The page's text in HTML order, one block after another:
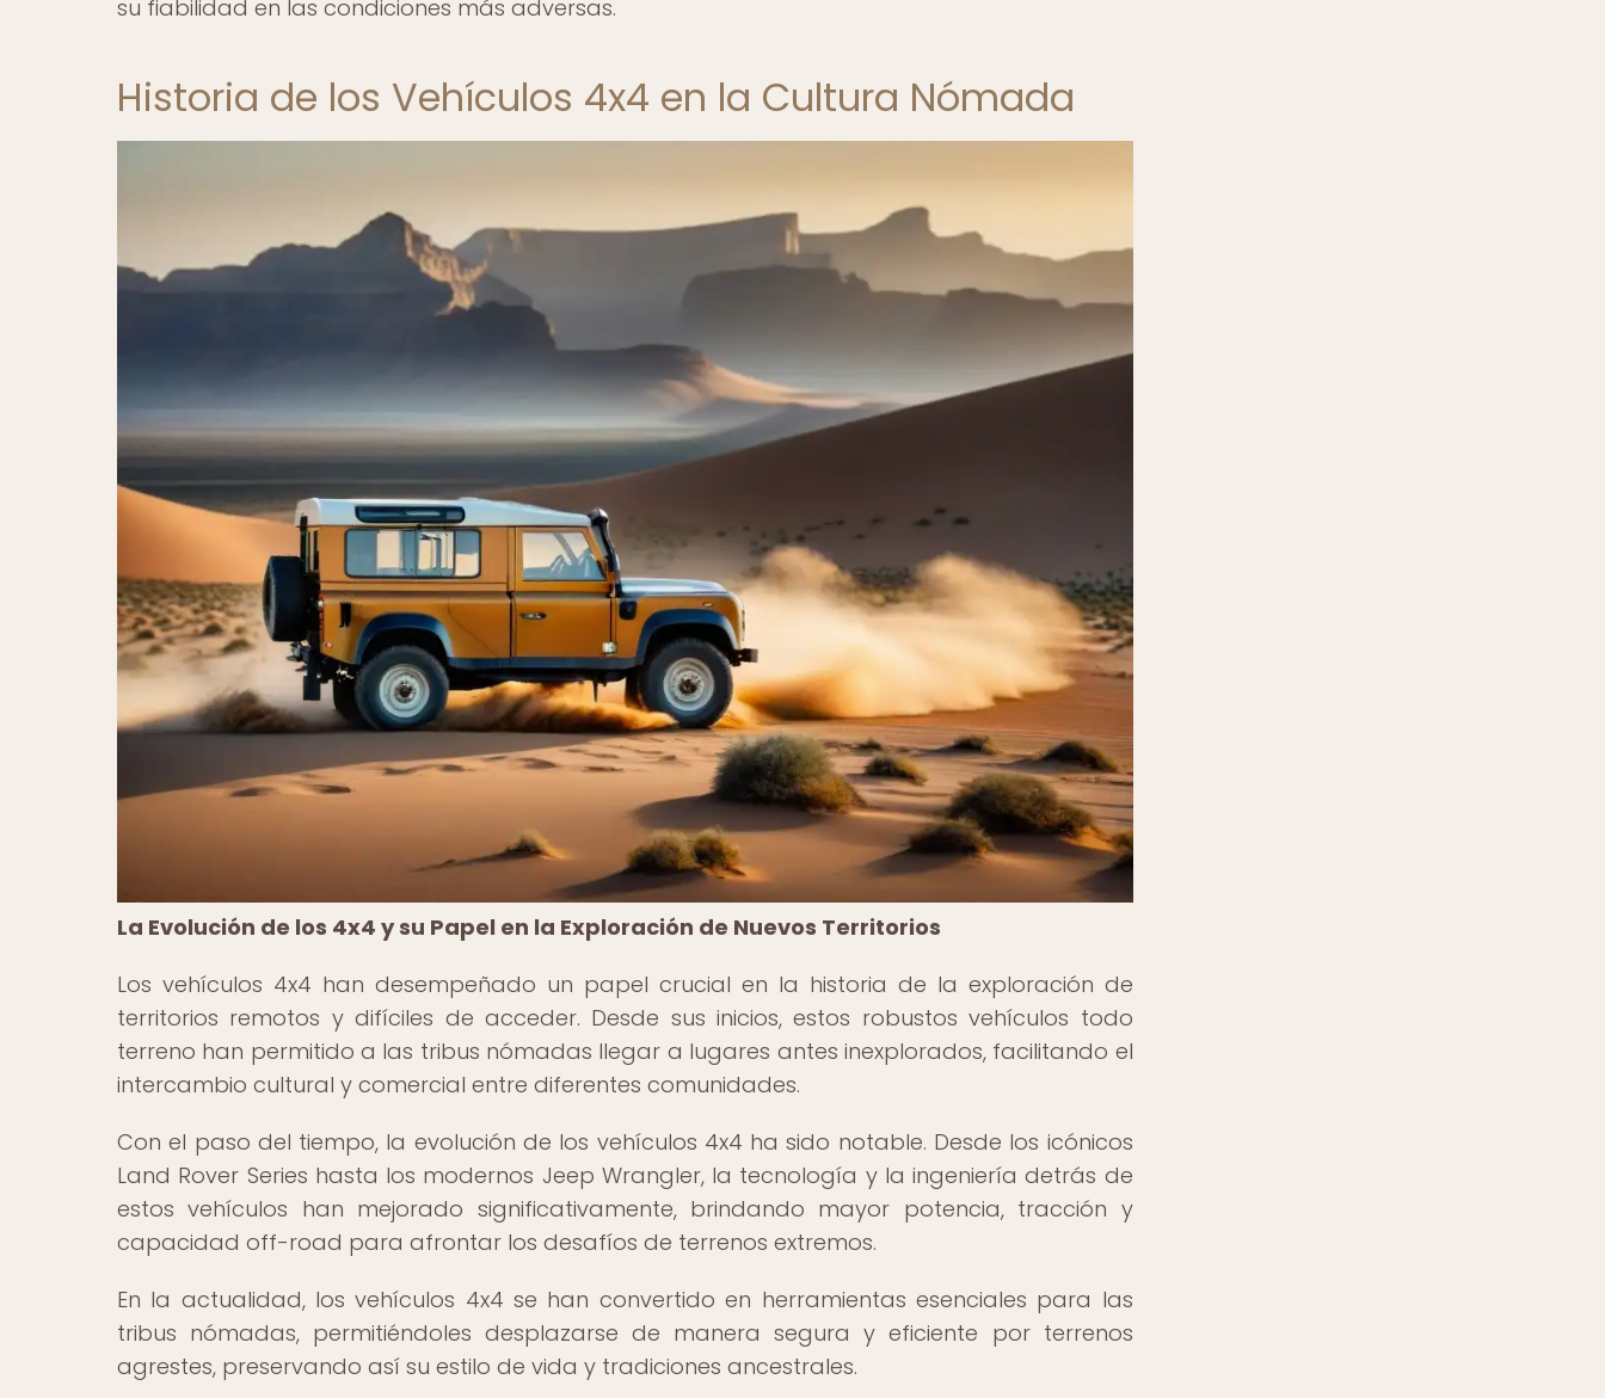
su fiabilidad en las condiciones más adversas.
Historia de los Vehículos 4x4 en la Cultura Nómada
La Evolución de los 4x4 y su Papel en la Exploración de Nuevos Territorios
Los vehículos 4x4 han desempeñado un papel crucial en la historia de la exploración de
territorios remotos y difíciles de acceder. Desde sus inicios, estos robustos vehículos todo
terreno han permitido a las tribus nómadas llegar a lugares antes inexplorados, facilitando el
intercambio cultural y comercial entre diferentes comunidades.
Con el paso del tiempo, la evolución de los vehículos 4x4 ha sido notable. Desde los icónicos
Land Rover Series hasta los modernos Jeep Wrangler, la tecnología y la ingeniería detrás de
estos vehículos han mejorado significativamente, brindando mayor potencia, tracción y
capacidad off-road para afrontar los desafíos de terrenos extremos.
En la actualidad, los vehículos 4x4 se han convertido en herramientas esenciales para las
tribus nómadas, permitiéndoles desplazarse de manera segura y eficiente por terrenos
agrestes, preservando así su estilo de vida y tradiciones ancestrales.